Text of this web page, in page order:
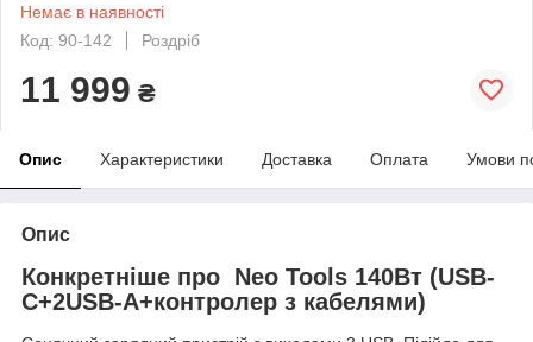
Немає в наявності
Код: 90-142
Роздріб
11 999 ₴
Опис Характеристики Доставка Оплата Умови
Опис
Конкретніше про Neo Tools 140Вт (USB-
C+2USB-A+контролер з кабелями)